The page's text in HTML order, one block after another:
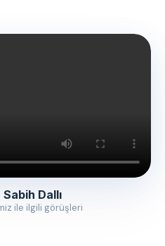
Dallı
ile ilgili görüşleri